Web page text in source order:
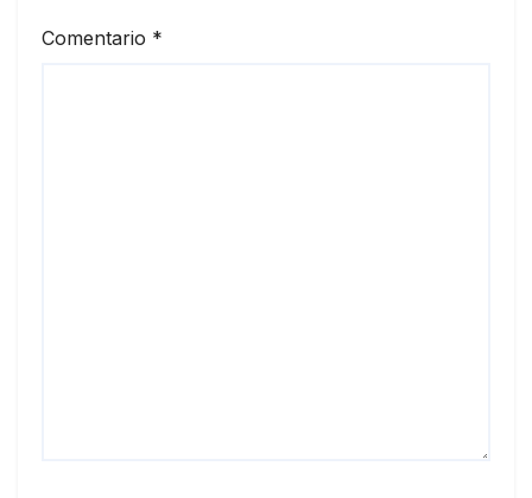
Comentario *